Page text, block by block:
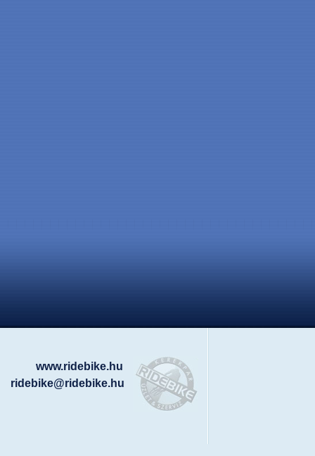
www.ridebike.hu
ridebike@ridebike.hu